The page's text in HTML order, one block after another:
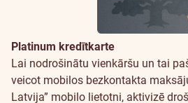
Platinum kredītkarte
Drošība
Lai nodrošinātu vienkāršu un tai
veicot mobilos bezkontakta
Latvija” mobilo lietotni, aktivizē